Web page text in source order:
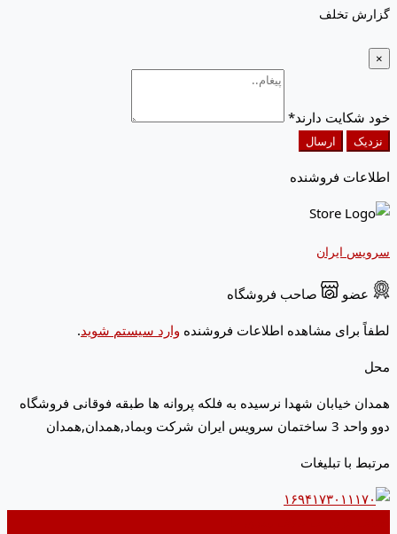
گزارش تخلف
×
خود شکایت دارند*
نزدیک ارسال
اطلاعات فروشنده
سرویس ایران
عضو صاحب فروشگاه
لطفاً برای مشاهده اطلاعات فروشنده وارد سیستم شوید.
محل
همدان خیابان شهدا نرسیده به فلکه پروانه ها طبقه فوقانی فروشگاه
دوو واحد 3 ساختمان سرویس ایران شرکت وبماد,همدان,همدان
مرتبط با تبلیغات